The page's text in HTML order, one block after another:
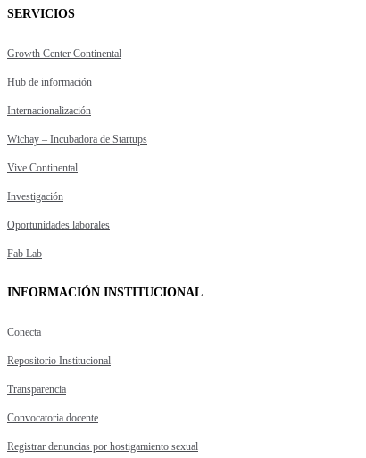
SERVICIOS
Growth Center Continental
Hub de información
Internacionalización
Wichay – Incubadora de Startups
Vive Continental
Investigación
Oportunidades laborales
Fab Lab
INFORMACIÓN INSTITUCIONAL
Conecta
Repositorio Institucional
Transparencia
Convocatoria docente
Registrar denuncias por hostigamiento sexual